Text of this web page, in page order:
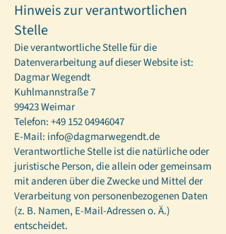
Hinweis zur verantwortlichen
Stelle
Die verantwortliche Stelle für die
Datenverarbeitung auf dieser Website ist:
Dagmar Wegendt
Kuhlmannstraße 7
99423 Weimar
Telefon:+49 152 04946047
E-Mail: info@dagmarwegendt.de
Verantwortliche Stelle ist die natürliche oder
juristische Person, die allein oder gemeinsam
mit anderen über die Zwecke und Mittel der
Verarbeitung von personenbezogenen Daten
(z. B. Namen, E-Mail-Adressen o. Ä.)
entscheidet.